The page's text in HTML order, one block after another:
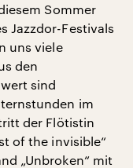
Sommer
Jazzdor-Festivals
uns viele
den
sind
im
der Flötistin
of the invisible“
„Unbroken“ mit